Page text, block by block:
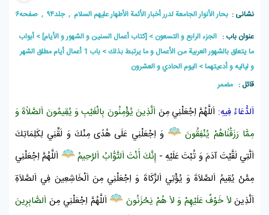
نشانی : بحار الأنوار الجامعة لدرر أخبار الأئمة الأطهار علیهم السلام , جلد۹۴ , صفحه۱۶۶
عنوان باب : الجزء الرابع و التسعون [كتاب أعمال السنين و الشهور و الأيام]
أبواب
ما يتعلق بالشهور العربية من الأعمال و ما يرتبط بذلك
باب 1 أعمال أيام مطلق الشهر
و لياليه و أدعيتهما
اليوم الحادي و العشرون
قائل : مضمر
اَلدُّعَاءُ فِيهِ: اَللَّهُمَّ اِجْعَلْنِي مِنَ اَلَّذِينَ يُؤْمِنُونَ بِالْغَيْبِ وَ يُقِيمُونَ اَلصَّلاٰةَ وَ
مِمّٰا رَزَقْنٰاهُمْ يُنْفِقُونَ
وَ اِجْعَلْنِي عَلَى هُدًى مِنْكَ وَ لَقِّنِي لِكَلِمَاتِكَ
اَلَّتِي لَقَّيْتَآدَمَوَ تُبْتَ عَلَيْهِ - إِنَّكَ أَنْتَ اَلتَّوّٰابُ اَلرَّحِيمُ
اَللَّهُمَّ اِجْعَلْنِي
مِمَّنْ يُقِيمُ اَلصَّلاَةَ وَ يُؤْتِي اَلزَّكَاةَ وَ اِجْعَلْنِي مِنَ اَلْخَاشِعِينَ فِي اَلصَّلاَةِ
اَلَّذِينَ لاٰ خَوْفٌ عَلَيْهِمْ وَ لاٰ هُمْ يَحْزَنُونَ اَللَّهُمَّ اِجْعَلْنِي مِنَ اَلصّٰابِرِينَ